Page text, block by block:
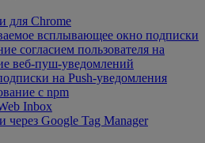
для Chrome
всплывающее окно подписки
согласием пользователя на
веб-пуш-уведомлений
на Push-уведомления
с npm
Inbox
через Google Tag Manager